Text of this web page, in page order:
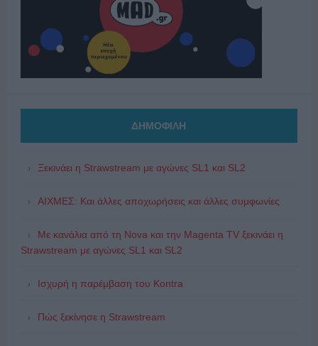
ΔΗΜΟΦΙΛΗ
Ξεκινάει η Strawstream με αγώνες SL1 και SL2
ΑΙΧΜΕΣ: Και άλλες αποχωρήσεις και άλλες συμφωνίες
Με κανάλια από τη Nova και την Magenta TV ξεκινάει η
Strawstream με αγώνες SL1 και SL2
Ισχυρή η παρέμβαση του Kontra
Πώς ξεκίνησε η Strawstream